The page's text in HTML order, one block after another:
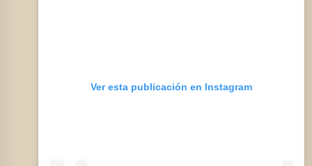
Ver esta publicación en Instagram